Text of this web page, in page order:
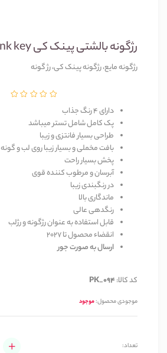
رژگونه بالشتی پینک کی Pink key
رژگونه مایع، رژگونه پینک کی، رژ گونه
دارای 4 رنگ جذاب
پک کامل شامل تستر میباشد
طراحی بسیار فانتزی و زیبا
بافت مخملی و بسیار زیبا روی لب و گونه
پخش بسیار راحت
آبرسان و مرطوب کننده قوی
در رنگبندی زیبا
ماندگاری بالا
رنگدهی عالی
قابل استفاده به عنوان رژگونه و رژلب
انقضاء محصول تا 2027
ارسال به صورت جور
کد کالا:PK_094
موجودی محصول:موجود
تعداد: